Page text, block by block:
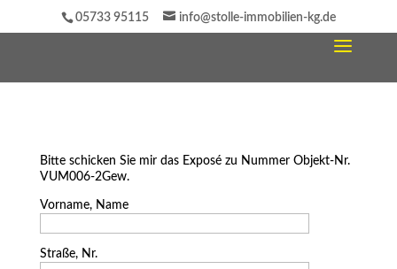
05733 95115 info@stolle-immobilien-kg.de
Bitte schicken Sie mir das Exposé zu Nummer Objekt-Nr.
VUM006-2Gew.
Vorname, Name
Straße, Nr.